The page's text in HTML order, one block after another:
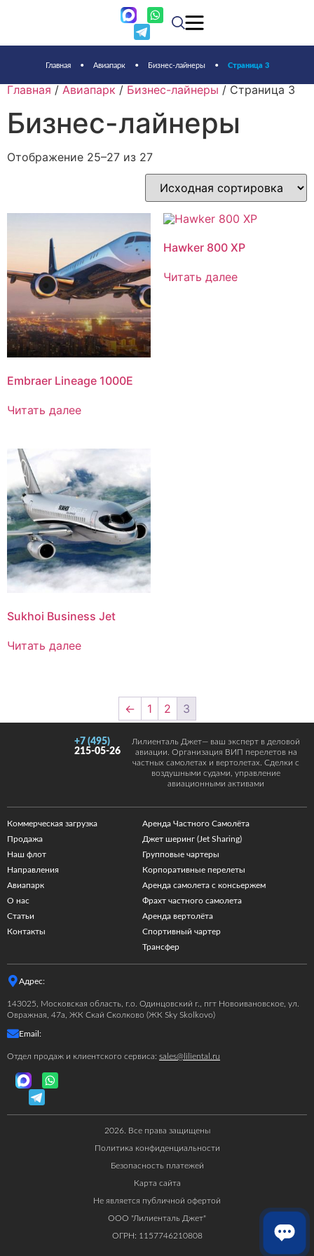
Главная • Авиапарк • Бизнес-лайнеры • Страница 3
Главная / Авиапарк / Бизнес-лайнеры / Страница 3
Бизнес-лайнеры
Отображение 25–27 из 27
Embraer Lineage 1000E
Читать далее
Hawker 800 XP
Читать далее
Sukhoi Business Jet
Читать далее
← 1 2 3
+7 (495)
215-05-26
Лилиенталь Джет— ваш эксперт в деловой
авиации. Организация ВИП перелетов на
частных самолетах и вертолетах. Сделки с
воздушными судами, управление
авиационными активами
Коммерческая загрузка
Продажа
Наш флот
Направления
Авиапарк
О нас
Статьи
Контакты
Аренда Частного Самолёта
Джет шеринг (Jet Sharing)
Групповые чартеры
Корпоративные перелеты
Аренда самолета с консьержем
Фрахт частного самолета
Аренда вертолёта
Спортивный чартер
Трансфер
Адрес:
143025, Московская область, г.о. Одинцовский г., пгт Новоивановское, ул.
Овражная, 47а, ЖК Скай Сколково (ЖК Sky Skolkovo)
Email:
Отдел продаж и клиентского сервиса: sales@liliental.ru
2026. Все права защищены
Политика конфиденциальности
Безопасность платежей
Карта сайта
Не является публичной офертой
ООО "Лилиенталь Джет"
ОГРН: 1157746210808